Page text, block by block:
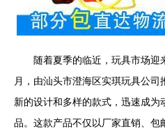
随着夏季的临近，玩具市场
月，由汕头市澄海区实琪玩具公司
新的设计和多样的款式，迅速成
品。这款产品不仅以厂家直销、